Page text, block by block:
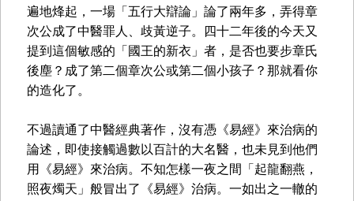
遍地烽起，一場「五行大辯論」論了兩年多，弄得章
次公成了中醫罪人、歧黃逆子。四十二年後的今天又
提到這個敏感的「國王的新衣」者，是否也要步章氏
後塵？成了第二個章次公或第二個小孩子？那就看你
的造化了。
不過讀通了中醫經典著作，沒有憑《易經》來治病的
論述，即使接觸過數以百計的大名醫，也未見到他們
用《易經》來治病。不知怎樣一夜之間「起龍翻燕，
照夜燭天」般冒出了《易經》治病。一如出之一轍的